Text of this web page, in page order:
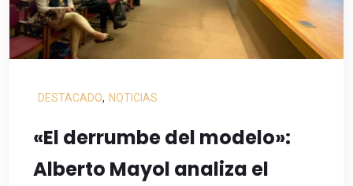
DESTACADO, NOTICIAS
«El derrumbe del modelo»:
Alberto Mayol analiza el